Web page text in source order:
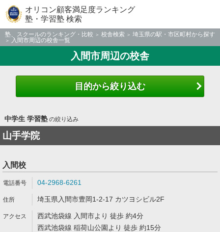
オリコン顧客満足度ランキング
塾・学習塾 検索
塾、スクールのランキング・比較 校舎検索
埼玉県の駅・市区町村から探す
入間市周辺の校舎一覧
入間市周辺の校舎
目的から絞り込む
中学生 学習塾の絞り込み
山手学院
入間校
04-2968-6261
埼玉県入間市豊岡1-2-17 カツヨシビル2F
西武池袋線 入間市より 徒歩 約4分
西武池袋線 稲荷山公園より 徒歩 約15分